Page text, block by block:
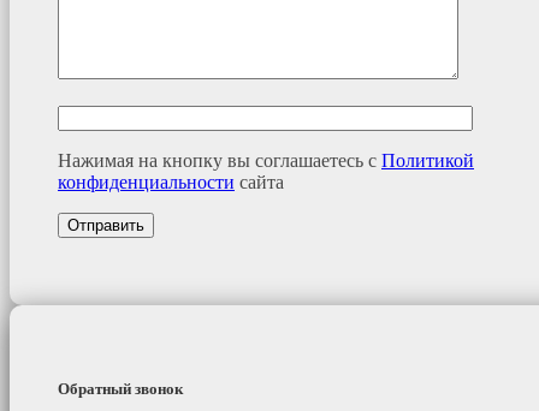
Нажимая на кнопку вы соглашаетесь с Политикой
конфиденциальности сайта
Обратный звонок